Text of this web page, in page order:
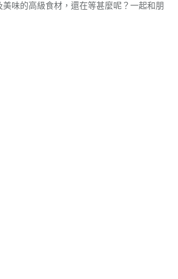
味的高級食材，還在等甚麼呢？一起和朋